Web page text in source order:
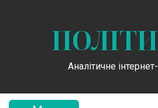
Аналітичне